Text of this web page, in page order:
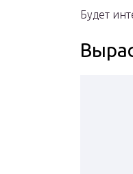
Будет